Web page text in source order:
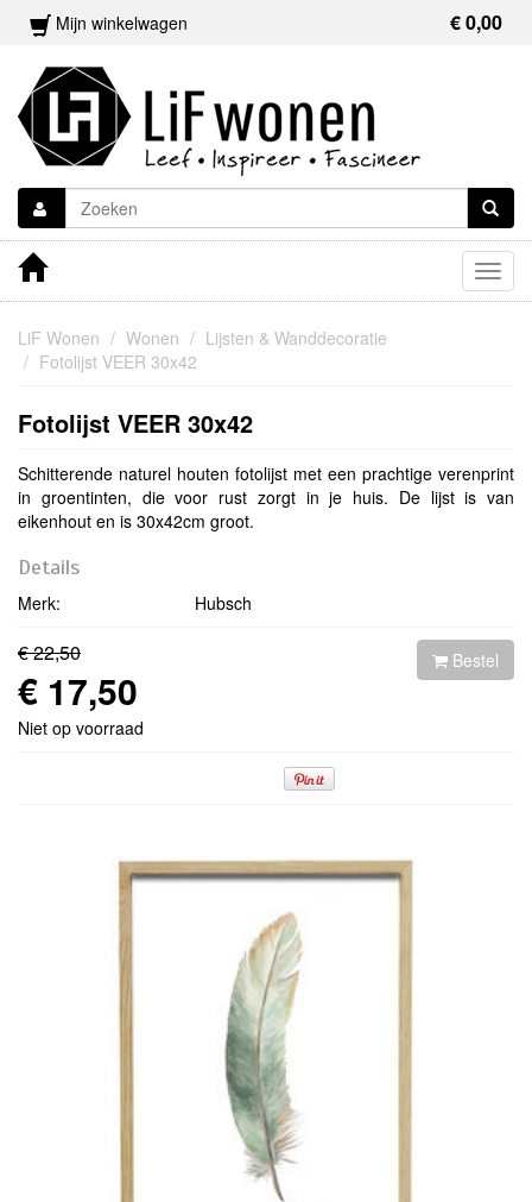
Mijn winkelwagen € 0,00
LiF Wonen Wonen
Lijsten & Wanddecoratie
Fotolijst VEER 30x42
Fotolijst VEER 30x42
Schitterende naturel houten fotolijst met een prachtige verenprint
in groentinten, die voor rust zorgt in je huis. De lijst is van
eikenhout en is 30x42cm groot.
Details
Merk: Hubsch
€ 22,50
€ 17,50
Niet op voorraad
Bestel